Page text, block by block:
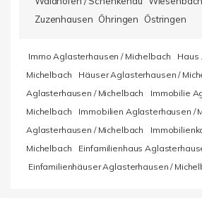
Zuzenhausen Öhringen Östringen
Immo Aglasterhausen / Michelbach
Haus
Michelbach
Häuser Aglasterhausen /
Aglasterhausen / Michelbach
Immobilie
Michelbach
Immobilien Aglasterhausen /
Aglasterhausen / Michelbach
Michelbach
Einfamilienhaus
Einfamilienhäuser Aglasterhausen /